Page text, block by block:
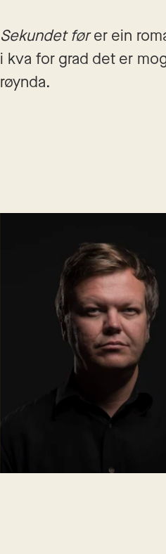
Sekundet før er ein
i kva for grad det er
røynda.